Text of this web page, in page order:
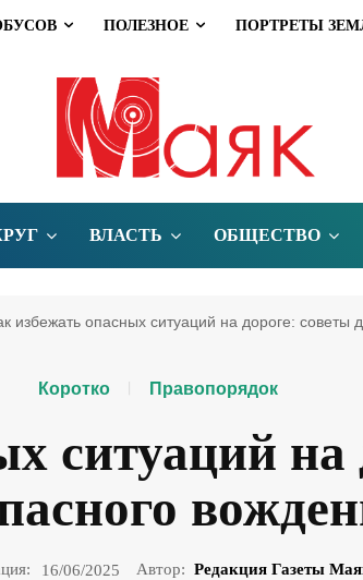
ПОЛЕЗНОЕ ПОРТРЕТЫ
ВЛАСТЬ ОБЩЕСТВО
избежать опасных ситуаций на дороге: советы
Коротко Правопорядок
ситуаций на
16/06/2025 Автор: Редакция Газеты